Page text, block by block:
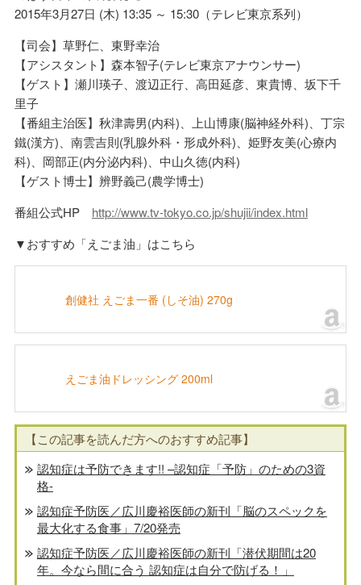
2015年3月27日 (木) 13:35 ～ 15:30（テレビ東京系列）
【司会】草野仁、東野幸治
【アシスタント】森本智子(テレビ東京アナウンサー)
【ゲスト】瀬川瑛子、渡辺正行、高田延彦、東貴博、坂下千
里子
【番組主治医】秋津壽男(内科)、上山博康(脳神経外科)、丁宗
鐵(漢方)、南雲吉則(乳腺外科・形成外科)、姫野友美(心療内
科)、岡部正(内分泌内科)、中山久徳(内科)
【ゲスト博士】辨野義己(農学博士)
番組公式HP http://www.tv-tokyo.co.jp/shujii/index.html
▼おすすめ「えごま油」はこちら
創健社 えごま一番 (しそ油) 270g
えごま油ドレッシング 200ml
【この記事を読んだ方へのおすすめ記事】
認知症は予防できます!! –認知症「予防」のための3資
格-
認知症予防医／広川慶裕医師の新刊「脳のスペックを
最大化する食事」7/20発売
認知症予防医／広川慶裕医師の新刊「潜伏期間は20
年。今なら間に合う 認知症は自分で防げる！」